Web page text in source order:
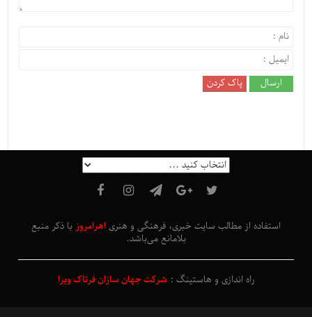
استفاده از مطالب سایت خبری، فرهنگی و هنری اهرامروز با ذکر منبع
بلامانع می‌باشد.
راه اندازی و هاستینگ :شرکت جهان سازان فرتاک ویرا